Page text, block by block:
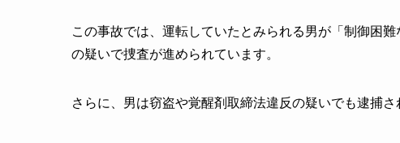
この事故では、運転していたとみられる男が「制御困
の疑いで捜査が進められています。
さらに、男は窃盗や覚醒剤取締法違反の疑いでも逮捕